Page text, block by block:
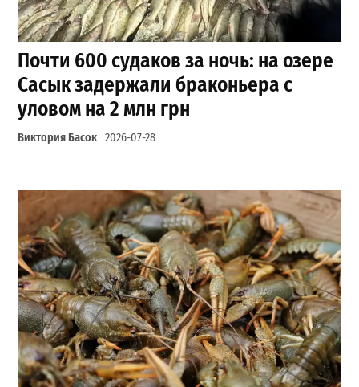
Почти 600 судаков за ночь: на озере
Сасык задержали браконьера с
уловом на 2 млн грн
Виктория Басок 2026-07-28